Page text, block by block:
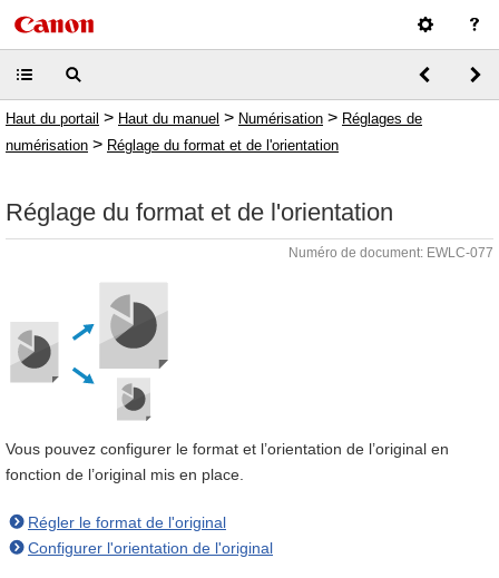
Haut du portail > Haut du manuel > Numérisation > Réglages de
numérisation > Réglage du format et de l'orientation
Réglage du format et de l'orientation
Numéro de document: EWLC-077
Vous pouvez configurer le format et l’orientation de l’original en
fonction de l’original mis en place.
Régler le format de l'original
Configurer l'orientation de l'original